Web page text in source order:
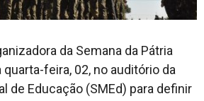
da Semana da Pátria
feira, 02, no auditório da
de Educação (SMEd) para definir